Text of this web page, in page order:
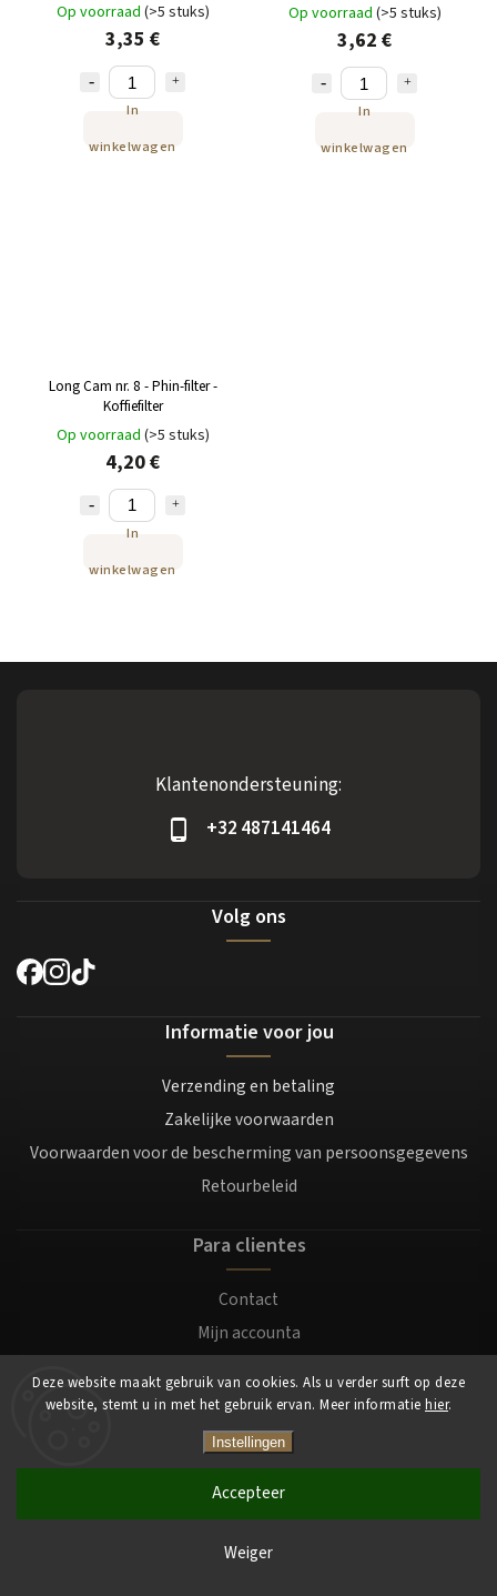
Deze website maakt gebruik van cookies. Als u verder surft op deze
website, stemt u in met het gebruik ervan. Meer informatie hier.
Instellingen
Weiger
Accepteer
Op voorraad (>5 stuks)
3,35 €
In
winkelwagen
Op voorraad (>5 stuks)
3,62 €
In
winkelwagen
Long Cam nr. 8 - Phin-filter -
Koffiefilter
Op voorraad (>5 stuks)
4,20 €
In
winkelwagen
Klantenondersteuning:
+32 487141464
Volg ons
Informatie voor jou
Verzending en betaling
Zakelijke voorwaarden
Voorwaarden voor de bescherming van persoonsgegevens
Retourbeleid
Para clientes
Contact
Mijn accounta
Login
Mocafino.be. Alle rechten voorbehouden.